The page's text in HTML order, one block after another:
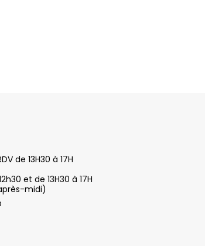
de 13H30 à 17H
et de 13H30 à 17H
midi)